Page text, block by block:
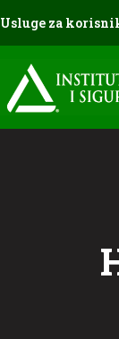
Usluge za